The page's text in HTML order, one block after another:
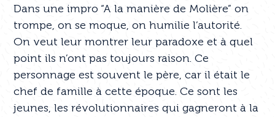
Dans une impro “A la manière de Molière” on
trompe, on se moque, on humilie l’autorité.
On veut leur montrer leur paradoxe et à quel
point ils n’ont pas toujours raison. Ce
personnage est souvent le père, car il était le
chef de famille à cette époque. Ce sont les
jeunes, les révolutionnaires qui gagneront à la